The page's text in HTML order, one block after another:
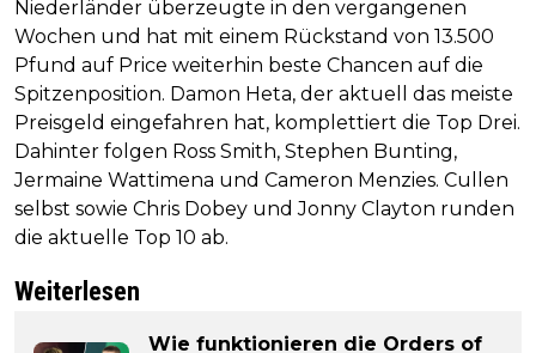
Niederländer überzeugte in den vergangenen
Wochen und hat mit einem Rückstand von 13.500
Pfund auf Price weiterhin beste Chancen auf die
Spitzenposition. Damon Heta, der aktuell das meiste
Preisgeld eingefahren hat, komplettiert die Top Drei.
Dahinter folgen Ross Smith, Stephen Bunting,
Jermaine Wattimena und Cameron Menzies. Cullen
selbst sowie Chris Dobey und Jonny Clayton runden
die aktuelle Top 10 ab.
Weiterlesen
Wie funktionieren die Orders of